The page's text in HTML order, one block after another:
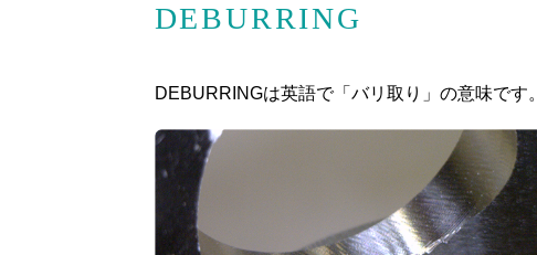
DEBURRING
DEBURRINGは英語で「バリ取り」の意味です。